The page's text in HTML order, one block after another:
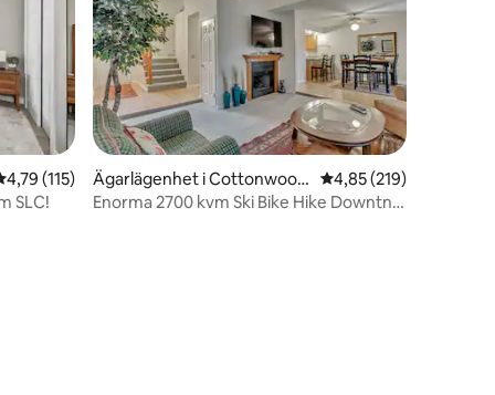
av 5 i genomsnittligt betyg, 115 omdömen
4,79 (115)
SLC!
Ägarlägenhet i Cottonwood
Heights
4,85 av 5 i
4,85 (219)
Enorma 2700 kvm Ski Bike Hike Downtn